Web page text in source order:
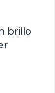
brillo